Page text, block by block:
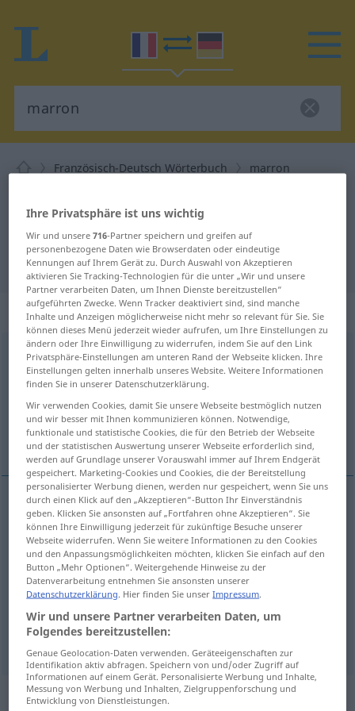
Französisch-Deutsch Wörterbuch marron
für "marron"
"marron" Deutsch Übersetzung
„marron“: masculin
marron [maʀõ]m
Übersicht aller Übersetzungen
(Für mehr Details die Übersetzung anklicken/antippen)
Esskastanie, Marone Faustschlag
Esskastanief marron
Maronef marron
Faustschlagm marroncoup
„marron“: adjectif (qualificatif)
Ihre Privatsphäre ist uns wichtig
Wir und unsere716-Partner speichern und greifen auf
personenbezogene Daten wie Browserdaten oder eindeutige
Kennungen auf Ihrem Gerät zu. Durch Auswahl von Akzeptieren
aktivieren Sie Tracking-Technologien für die unter „Wir und unsere
Partner verarbeiten Daten, um Ihnen Dienste bereitzustellen“
aufgeführten Zwecke. Wenn Tracker deaktiviert sind, sind manche
Inhalte und Anzeigen möglicherweise nicht mehr so relevant für Sie. Sie
können dieses Menü jederzeit wieder aufrufen, um Ihre Einstellungen zu
ändern oder Ihre Einwilligung zu widerrufen, indem Sie auf den Link
Privatsphäre-Einstellungen am unteren Rand der Webseite klicken. Ihre
Einstellungen gelten innerhalb unseres Website. Weitere Informationen
finden Sie in unserer Datenschutzerklärung.
Wir verwenden Cookies, damit Sie unsere Webseite bestmöglich nutzen
und wir besser mit Ihnen kommunizieren können. Notwendige,
funktionale und statistische Cookies, die für den Betrieb der Webseite
und der statistischen Auswertung unserer Webseite erforderlich sind,
werden auf Grundlage unserer Vorauswahl immer auf Ihrem Endgerät
gespeichert. Marketing-Cookies und Cookies, die der Bereitstellung
personalisierter Werbung dienen, werden nur gespeichert, wenn Sie uns
durch einen Klick auf den „Akzeptieren“-Button Ihr Einverständnis
geben. Klicken Sie ansonsten auf „Fortfahren ohne Akzeptieren“. Sie
können Ihre Einwilligung jederzeit für zukünftige Besuche unserer
Webseite widerrufen. Wenn Sie weitere Informationen zu den Cookies
und den Anpassungsmöglichkeiten möchten, klicken Sie einfach auf den
Button „Mehr Optionen“. Weitergehende Hinweise zu der
Datenverarbeitung entnehmen Sie ansonsten unserer
Datenschutzerklärung. Hier finden Sie unserImpressum.
Wir und unsere Partner verarbeiten Daten, um
Folgendes bereitzustellen:
Genaue Geolocation-Daten verwenden. Geräteeigenschaften zur
Identifikation aktiv abfragen. Speichern von und/oder Zugriff auf
Informationen auf einem Gerät. Personalisierte Werbung und Inhalte,
Messung von Werbung und Inhalten, Zielgruppenforschung und
Entwicklung von Dienstleistungen.